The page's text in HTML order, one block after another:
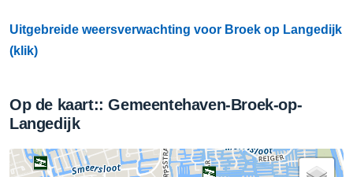
Uitgebreide weersverwachting voor Broek op Langedijk
(klik)
Op de kaart:: Gemeentehaven-Broek-op-
Langedijk